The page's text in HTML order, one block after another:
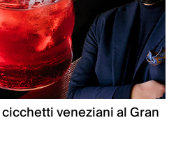
veneziani al Gran